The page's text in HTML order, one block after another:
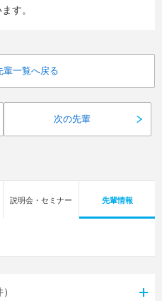
す。
輩一覧へ戻る
次の先輩
説明会・セミナー 先輩情報